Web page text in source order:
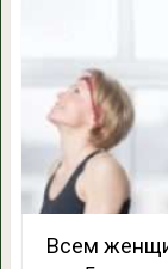
Всем